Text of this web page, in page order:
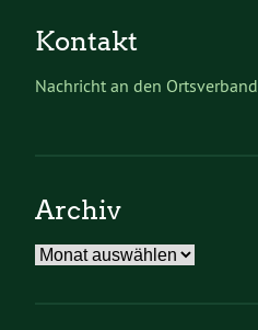
Kontakt
Nachricht an den Ortsverband
Archiv
Archiv